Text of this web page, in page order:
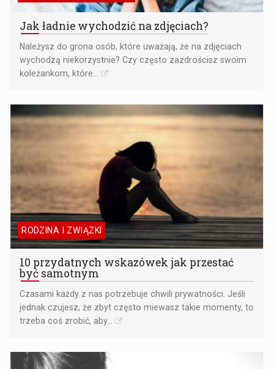
Jak ładnie wychodzić na zdjęciach?
Należysz do grona osób, które uważają, że na zdjęciach
wychodzą niekorzystnie? Czy często zazdrościsz swoim
koleżankom, które...
RODZINA I ZWIĄZKI
10 przydatnych wskazówek jak przestać
być samotnym
Czasami każdy z nas potrzebuje chwili prywatności. Jeśli
jednak czujesz, że zbyt często miewasz takie momenty, to
trzeba coś zrobić, aby...